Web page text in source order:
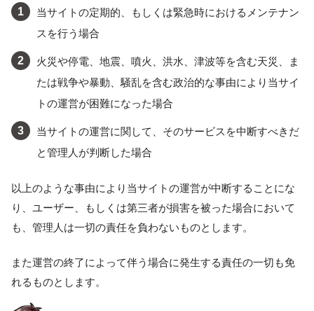
当サイトの定期的、もしくは緊急時におけるメンテナン
スを行う場合
火災や停電、地震、噴火、洪水、津波等を含む天災、ま
たは戦争や暴動、騒乱を含む政治的な事由により当サイ
トの運営が困難になった場合
当サイトの運営に関して、そのサービスを中断すべきだ
と管理人が判断した場合
以上のような事由により当サイトの運営が中断することにな
り、ユーザー、もしくは第三者が損害を被った場合において
も、管理人は一切の責任を負わないものとします。
また運営の終了によって伴う場合に発生する責任の一切も免
れるものとします。